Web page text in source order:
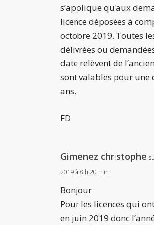
s’applique qu’aux
licence déposées à
octobre 2019. Toutes
délivrées ou
date relèvent de
sont valables pour une
ans.
FD
Gimenez christophe
2019 à 8 h 20 min
Bonjour
Pour les licences qui
en juin 2019 donc